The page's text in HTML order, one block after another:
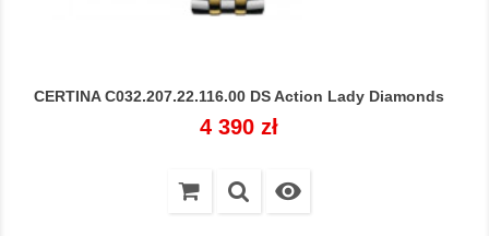
CERTINA C032.207.22.116.00 DS Action Lady Diamonds
Cena
4 390 zł
